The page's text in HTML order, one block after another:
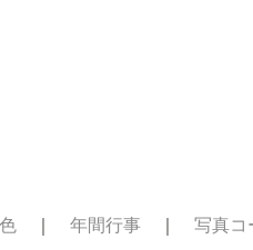
年間行事 写真コ